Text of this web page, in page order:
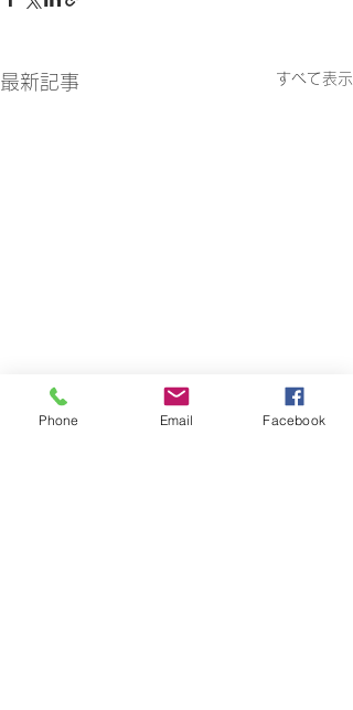
最新記事 すべて表示
Phone Email Facebook